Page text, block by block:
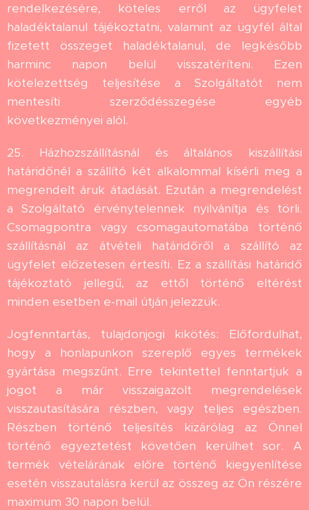
rendelkezésére, köteles erről az ügyfelet
haladéktalanul tájékoztatni, valamint az ügyfél által
fizetett összeget haladéktalanul, de legkésőbb
harminc napon belül visszatéríteni. Ezen
kötelezettség teljesítése a Szolgáltatót nem
mentesíti szerződésszegése egyéb
következményei alól.
25. Házhozszállításnál és általános kiszállítási
határidőnél a szállító két alkalommal kísérli meg a
megrendelt áruk átadását. Ezután a megrendelést
a Szolgáltató érvénytelennek nyilvánítja és törli.
Csomagpontra vagy csomagautomatába történő
szállításnál az átvételi határidőről a szállító az
ügyfelet előzetesen értesíti. Ez a szállítási határidő
tájékoztató jellegű, az ettől történő eltérést
minden esetben e-mail útján jelezzük.
Jogfenntartás, tulajdonjogi kikötés: Előfordulhat,
hogy a honlapunkon szereplő egyes termékek
gyártása megszűnt. Erre tekintettel fenntartjuk a
jogot a már visszaigazolt megrendelések
visszautasítására részben, vagy teljes egészben.
Részben történő teljesítés kizárólag az Önnel
történő egyeztetést követően kerülhet sor. A
termék vételárának előre történő kiegyenlítése
esetén visszautalásra kerül az összeg az Ön részére
maximum 30 napon belül.